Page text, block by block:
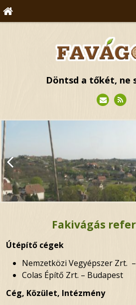
Döntsd a tőkét, ne
Fakivágás
Útépítő cégek
Nemzetközi Vegyépszer Zrt.
Colas Építő Zrt. – Budapest
Cég, Közület, Intézmény